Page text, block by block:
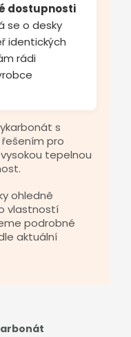
dostupnosti
se o desky
identických
rádi
s
pro
tepelnou
ohledně
vlastností
podrobné
aktuální